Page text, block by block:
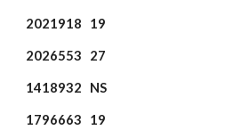
2021918 19
2026553 27
1418932 NS
1796663 19